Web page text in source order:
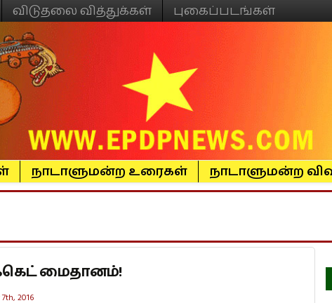
விடுதலை வித்துக்கள் புகைப்படங்கள்
நாடாளுமன்ற உரைகள் நாடாளுமன்ற
மைதானம்!
2016